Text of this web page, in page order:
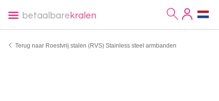
betaalbare kralen
Terug naar Roestvrij stalen (RVS) Stainless steel armbanden